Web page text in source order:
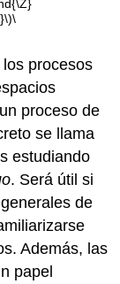
\
procesos
proceso de
se llama
estudiando
. Será útil si
de
Además, las
papel